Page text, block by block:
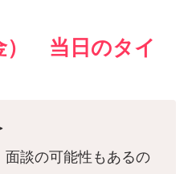
） 当日のタイ
談の可能性もあるの